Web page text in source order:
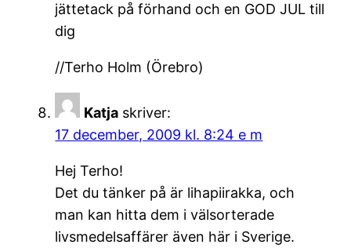
jättetack på förhand och en GOD JUL till
dig
//Terho Holm (Örebro)
Katja skriver:
17 december, 2009 kl. 8:24 e m
Hej Terho!
Det du tänker på är lihapiirakka, och
man kan hitta dem i välsorterade
livsmedelsaffärer även här i Sverige.